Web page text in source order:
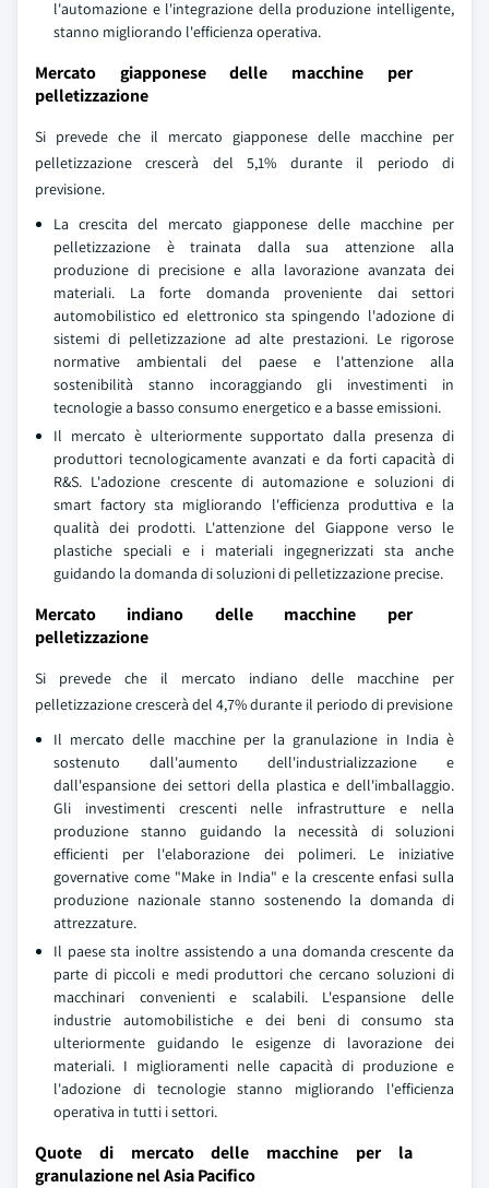
l'automazione e l'integrazione della produzione intelligente,
stanno migliorando l'efficienza operativa.
Mercato giapponese delle macchine per
pelletizzazione
Si prevede che il mercato giapponese delle macchine per
pelletizzazione crescerà del 5,1% durante il periodo di
previsione.
La crescita del mercato giapponese delle macchine per
pelletizzazione è trainata dalla sua attenzione alla
produzione di precisione e alla lavorazione avanzata dei
materiali. La forte domanda proveniente dai settori
automobilistico ed elettronico sta spingendo l'adozione di
sistemi di pelletizzazione ad alte prestazioni. Le rigorose
normative ambientali del paese e l'attenzione alla
sostenibilità stanno incoraggiando gli investimenti in
tecnologie a basso consumo energetico e a basse emissioni.
Il mercato è ulteriormente supportato dalla presenza di
produttori tecnologicamente avanzati e da forti capacità di
R&S. L'adozione crescente di automazione e soluzioni di
smart factory sta migliorando l'efficienza produttiva e la
qualità dei prodotti. L'attenzione del Giappone verso le
plastiche speciali e i materiali ingegnerizzati sta anche
guidando la domanda di soluzioni di pelletizzazione precise.
Mercato indiano delle macchine per
pelletizzazione
Si prevede che il mercato indiano delle macchine per
pelletizzazione crescerà del 4,7% durante il periodo di previsione
Il mercato delle macchine per la granulazione in India è
sostenuto dall'aumento dell'industrializzazione e
dall'espansione dei settori della plastica e dell'imballaggio.
Gli investimenti crescenti nelle infrastrutture e nella
produzione stanno guidando la necessità di soluzioni
efficienti per l'elaborazione dei polimeri. Le iniziative
governative come "Make in India" e la crescente enfasi sulla
produzione nazionale stanno sostenendo la domanda di
attrezzature.
Il paese sta inoltre assistendo a una domanda crescente da
parte di piccoli e medi produttori che cercano soluzioni di
macchinari convenienti e scalabili. L'espansione delle
industrie automobilistiche e dei beni di consumo sta
ulteriormente guidando le esigenze di lavorazione dei
materiali. I miglioramenti nelle capacità di produzione e
l'adozione di tecnologie stanno migliorando l'efficienza
operativa in tutti i settori.
Quote di mercato delle macchine per la
granulazione nel Asia Pacifico